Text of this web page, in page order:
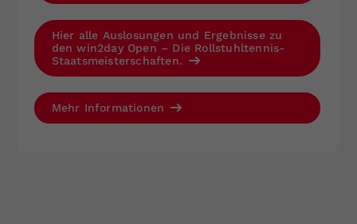
Hier alle Auslosungen und Ergebnisse zu
den win2day Open – Die Rollstuhltennis-
Staatsmeisterschaften.
Mehr Informationen